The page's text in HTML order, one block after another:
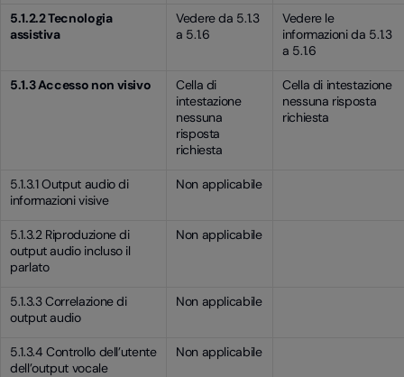
5.1.2.2 Tecnologia
assistiva
Vedere da 5.1.3
a 5.1.6
Vedere le
informazioni da 5.1.3
a 5.1.6
5.1.3 Accesso non visivo
Cella di
intestazione
nessuna
risposta
richiesta
Cella di intestazione
nessuna risposta
richiesta
5.1.3.1 Output audio di
informazioni visive
Non applicabile
5.1.3.2 Riproduzione di
output audio incluso il
parlato
Non applicabile
5.1.3.3 Correlazione di
output audio
Non applicabile
5.1.3.4 Controllo dell’utente
dell’output vocale
Non applicabile